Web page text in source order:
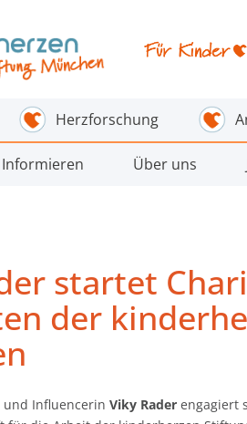
Herzforschung
Informieren Über uns
startet
der
Influencerin Viky Rader engagiert